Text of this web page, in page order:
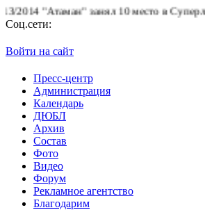
"Атаман" занял 10 место в Суперлиге.
Соц.сети:
Войти на сайт
Пресс-центр
Администрация
Календарь
ДЮБЛ
Архив
Состав
Фото
Видео
Форум
Рекламное агентство
Благодарим